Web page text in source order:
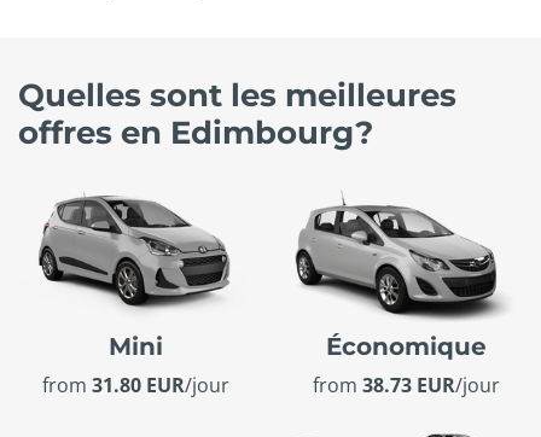
Quelles sont les meilleures
offres en Edimbourg?
Mini
from 31.80 EUR/jour
Économique
from 38.73 EUR/jour